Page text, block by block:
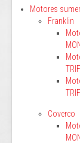
Motores
Franklin
Coverco